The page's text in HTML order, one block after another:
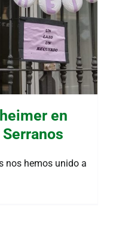
en
nos hemos unido a